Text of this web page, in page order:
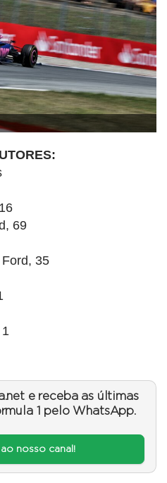
69
35
e receba as últimas
1 pelo WhatsApp.
nosso canal!